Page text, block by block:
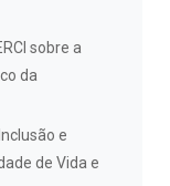
sobre a
da
e
de Vida e